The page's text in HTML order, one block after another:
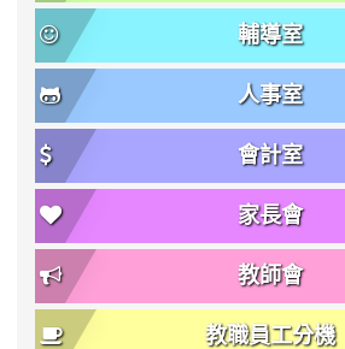
輔導室
人事室
會計室
家長會
教師會
教職員工分機